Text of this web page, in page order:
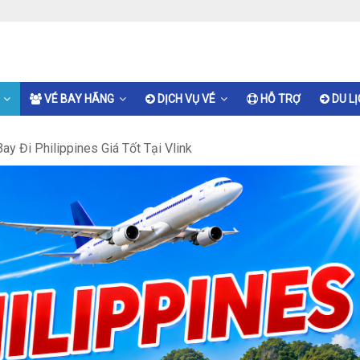
VÉ BAY HÃNG DỊCH VỤ VÉ HỖ TRỢ DU
Đi Philippines Giá Tốt Tại Vlink